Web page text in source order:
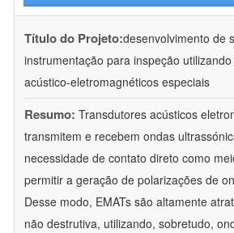
Título do Projeto:desenvolvimento de
instrumentação para inspeção
acústico-eletromagnéticos especiais
Resumo: Transdutores acústicos
transmitem e recebem ondas
necessidade de contato direto como
permitir a geração de polarizações de
Desse modo, EMATs são altamente
não destrutiva, utilizando, sobretudo,